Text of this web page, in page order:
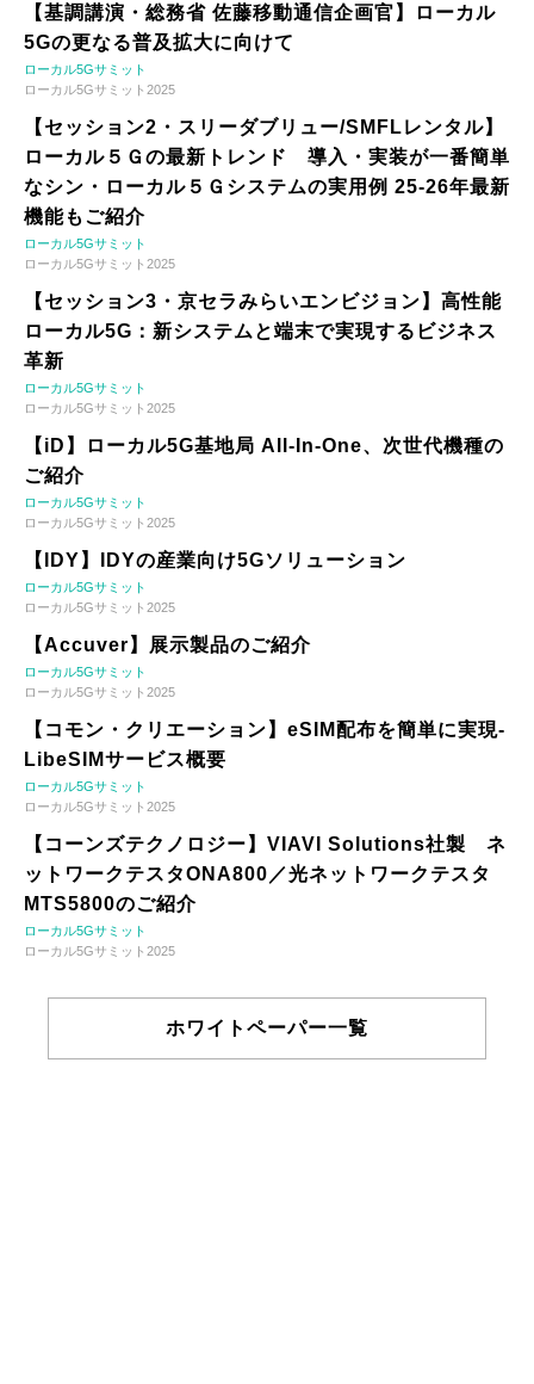
【基調講演・総務省 佐藤移動通信企画官】ローカル
5Gの更なる普及拡大に向けて
ローカル5Gサミット
ローカル5Gサミット2025
【セッション2・スリーダブリュー/SMFLレンタル】
ローカル５Ｇの最新トレンド 導入・実装が一番簡単
なシン・ローカル５Ｇシステムの実用例 25-26年最新
機能もご紹介
ローカル5Gサミット
ローカル5Gサミット2025
【セッション3・京セラみらいエンビジョン】高性能
ローカル5G：新システムと端末で実現するビジネス
革新
ローカル5Gサミット
ローカル5Gサミット2025
【iD】ローカル5G基地局 All-In-One、次世代機種の
ご紹介
ローカル5Gサミット
ローカル5Gサミット2025
【IDY】IDYの産業向け5Gソリューション
ローカル5Gサミット
ローカル5Gサミット2025
【Accuver】展示製品のご紹介
ローカル5Gサミット
ローカル5Gサミット2025
【コモン・クリエーション】eSIM配布を簡単に実現-
LibeSIMサービス概要
ローカル5Gサミット
ローカル5Gサミット2025
【コーンズテクノロジー】VIAVI Solutions社製 ネ
ットワークテスタONA800／光ネットワークテスタ
MTS5800のご紹介
ローカル5Gサミット
ローカル5Gサミット2025
ホワイトペーパー一覧